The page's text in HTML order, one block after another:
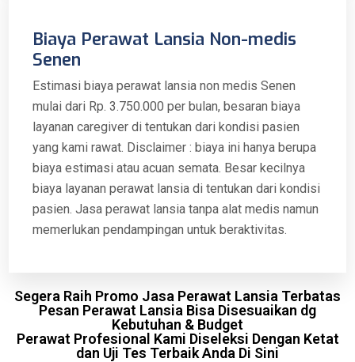
Biaya Perawat Lansia Non-medis
Senen
Estimasi biaya perawat lansia non medis Senen
mulai dari Rp. 3.750.000 per bulan, besaran biaya
layanan caregiver di tentukan dari kondisi pasien
yang kami rawat. Disclaimer : biaya ini hanya berupa
biaya estimasi atau acuan semata. Besar kecilnya
biaya layanan perawat lansia di tentukan dari kondisi
pasien. Jasa perawat lansia tanpa alat medis namun
memerlukan pendampingan untuk beraktivitas.
Segera Raih Promo Jasa Perawat Lansia Terbatas
Pesan Perawat Lansia Bisa Disesuaikan dg
Kebutuhan & Budget
Perawat Profesional Kami Diseleksi Dengan Ketat
dan Uji Tes Terbaik Anda Di Sini